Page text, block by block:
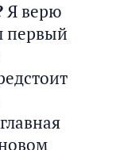
Я верю
первый